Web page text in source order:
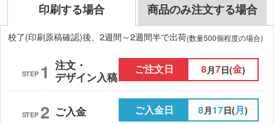
印刷する場合 商品のみ注文する場合
校了(印刷原稿確認)後、2週間～2週間半で出荷(数量500個程度の場合)
STEP 1 注文・
デザイン入稿
ご注文日 8 月7日(金)
STEP 2 ご入金 ご入金日 8月17日(月)